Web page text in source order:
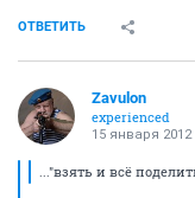
ОТВЕТИТЬ
Zavulon
experienced
15 января 2012
..."взять и всё